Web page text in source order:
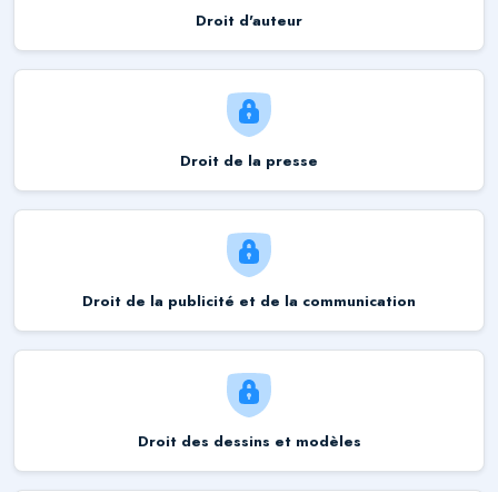
Droit d'auteur
Droit de la presse
Droit de la publicité et de la communication
Droit des dessins et modèles